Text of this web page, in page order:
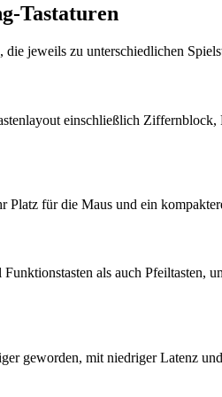
Tastaturen
jeweils zu unterschiedlichen
einschließlich
für die Maus und ein
als auch
geworden, mit niedriger Latenz